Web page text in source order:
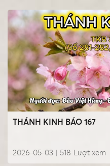
THÁNH KINH BÁO 167
2026-05-03 | Lượt xem
518